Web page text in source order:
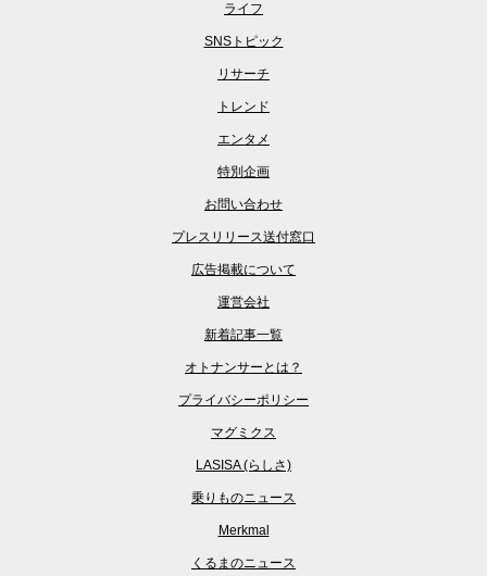
ライフ
SNSトピック
リサーチ
トレンド
エンタメ
特別企画
お問い合わせ
プレスリリース送付窓口
広告掲載について
運営会社
新着記事一覧
オトナンサーとは？
プライバシーポリシー
マグミクス
LASISA (らしさ)
乗りものニュース
Merkmal
くるまのニュース